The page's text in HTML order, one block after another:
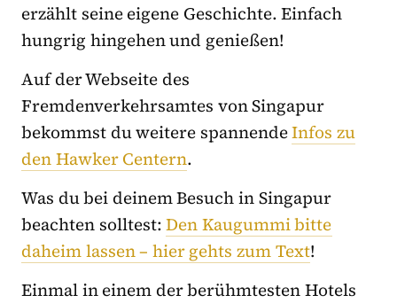
erzählt seine eigene Geschichte. Einfach
hungrig hingehen und genießen!
Auf der Webseite des
Fremdenverkehrsamtes von Singapur
bekommst du weitere spannendeInfos zu
den Hawker Centern.
Was du bei deinem Besuch in Singapur
beachten solltest:Den Kaugummi bitte
daheim lassen – hier gehts zum Text!
Einmal in einem der berühmtesten Hotels